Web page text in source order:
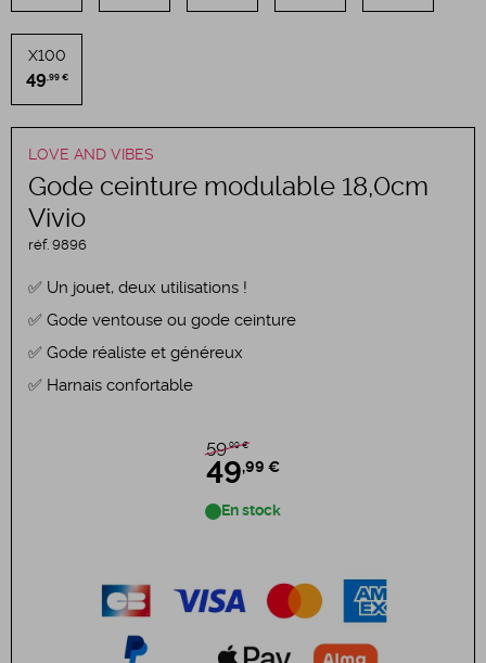
LOVE AND VIBES
Gode ceinture modulable 18,0cm
Vivio
réf. 9896
Un jouet, deux utilisations !
Gode ventouse ou gode ceinture
Gode réaliste et généreux
Harnais confortable
59,99 €
49,99 €
En stock
X100
49 ,99 €